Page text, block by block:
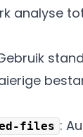
analyse
files :